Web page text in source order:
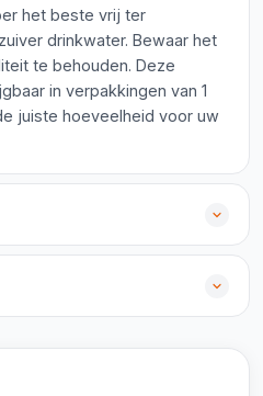
het beste vrij ter
drinkwater. Bewaar het
te behouden. Deze
in verpakkingen van 1
juiste hoeveelheid voor uw